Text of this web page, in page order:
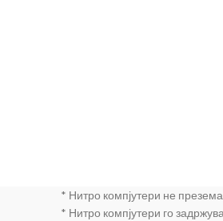
* Нитро компјутери не
* Нитро компјутери го